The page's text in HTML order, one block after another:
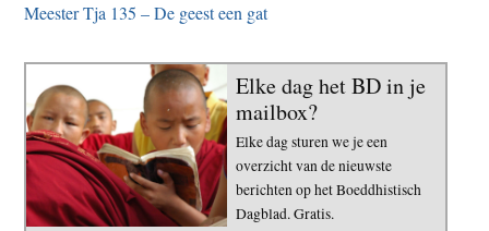
Meester Tja 135 – De geest een gat
Elke dag het BD in je
mailbox?
Elke dag sturen we je een
overzicht van de nieuwste
berichten op het Boeddhistisch
Dagblad. Gratis.